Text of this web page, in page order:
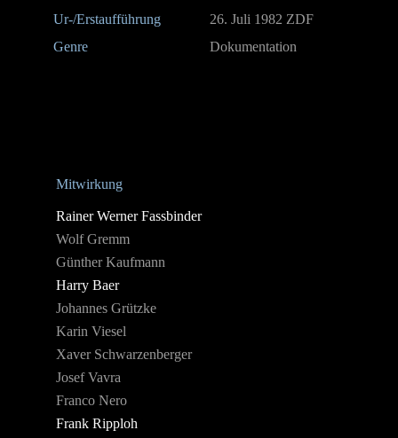
Ur-/Erstaufführung
26. Juli 1982 ZDF
Genre
Dokumentation
Mitwirkung
Rainer Werner Fassbinder
Wolf Gremm
Günther Kaufmann
Harry Baer
Johannes Grützke
Karin Viesel
Xaver Schwarzenberger
Josef Vavra
Franco Nero
Frank Ripploh